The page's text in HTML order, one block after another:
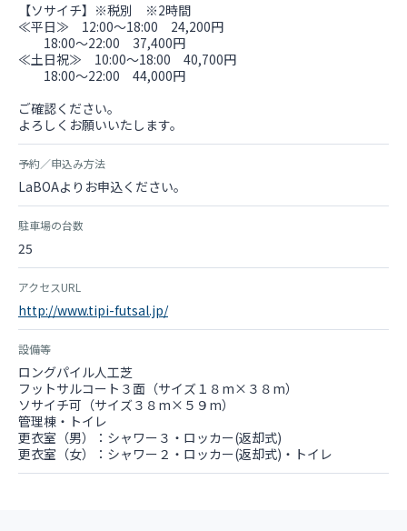
【ソサイチ】※税別 ※2時間
≪平日≫ 12:00～18:00 24,200円
18:00～22:00 37,400円
≪土日祝≫ 10:00～18:00 40,700円
18:00～22:00 44,000円
ご確認ください。
よろしくお願いいたします。
予約／申込み方法
LaBOAよりお申込ください。
駐車場の台数
25
アクセスURL
http://www.tipi-futsal.jp/
設備等
ロングパイル人工芝
フットサルコート３面（サイズ１８m×３８m）
ソサイチ可（サイズ３８m×５９m）
管理棟・トイレ
更衣室（男）：シャワー３・ロッカー(返却式)
更衣室（女）：シャワー２・ロッカー(返却式)・トイレ